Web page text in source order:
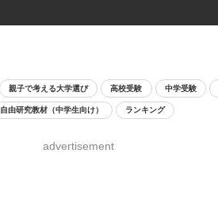
親子で考える大学選び 高校受験 中学受験
自由研究教材（中学生向け） ランキング
advertisement